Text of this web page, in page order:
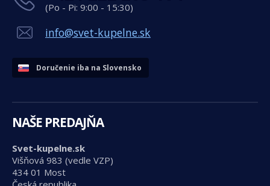
(Po - Pi: 9:00 - 15:30)
info@svet-kupelne.sk
Doručenie iba na Slovensko
NAŠE PREDAJŇA
Svet-kupelne.sk
Višňová 983 (vedle VZP)
434 01 Most